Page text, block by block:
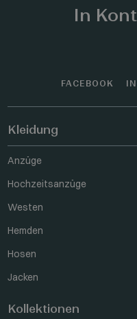
In
FACEBOOK
Kleidung
Anzüge
Hochzeitsanzüge
Westen
Hemden
Hosen
Jacken
Kollektionen